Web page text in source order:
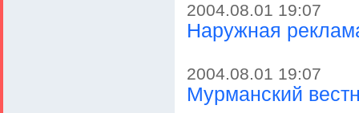
2004.08.01 19:07
Наружная
2004.08.01 19:07
Мурманский